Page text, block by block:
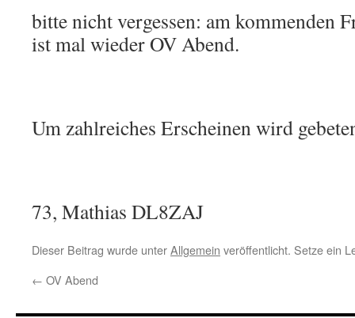
bitte nicht vergessen: am kommenden
ist mal wieder OV Abend.
Um zahlreiches Erscheinen wird
73, Mathias DL8ZAJ
Dieser Beitrag wurde unterAllgemein veröffentlicht. Setze ein
← OV Abend